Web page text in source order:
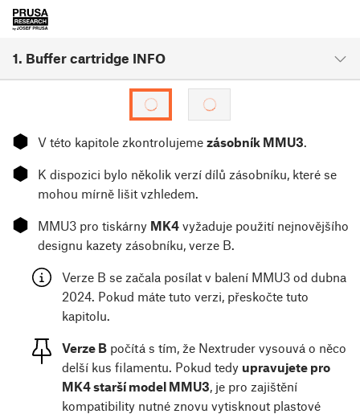
1. Buffer cartridge INFO
⬢ V této kapitole zkontrolujeme zásobník MMU3.
⬢
K dispozici bylo několik verzí dílů zásobníku, které se
mohou mírně lišit vzhledem.
⬢ MMU3 pro tiskárny MK4 vyžaduje použití nejnovějšího
designu kazety zásobníku, verze B.
Verze B se začala posílat v balení MMU3 od dubna
2024. Pokud máte tuto verzi, přeskočte tuto
kapitolu.
Verze B počítá s tím, že Nextruder vysouvá o něco
delší kus filamentu. Pokud tedy upravujete pro
MK4 starší model MMU3, je pro zajištění
kompatibility nutné znovu vytisknout plastové